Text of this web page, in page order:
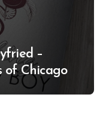
–
of Chicago